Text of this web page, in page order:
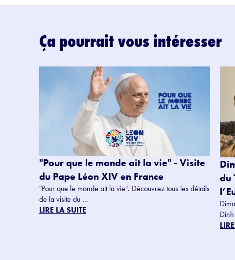
Ça pourrait vous intéresser
"Pour que le monde ait la vie" - Visite
du Pape Léon XIV en France
"Pour que le monde ait la vie". Découvrez tous les détails
de la visite du ...
LIRE LA SUITE
du